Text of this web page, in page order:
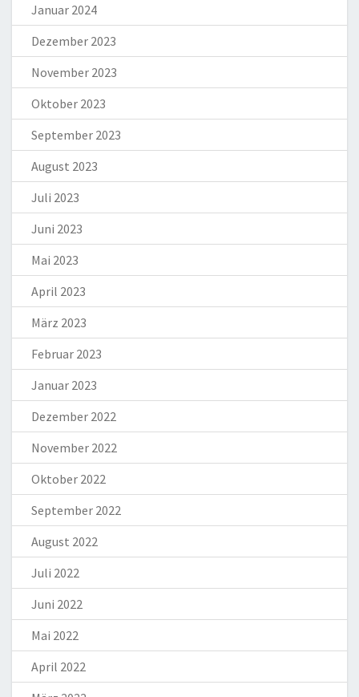
Januar 2024
Dezember 2023
November 2023
Oktober 2023
September 2023
August 2023
Juli 2023
Juni 2023
Mai 2023
April 2023
März 2023
Februar 2023
Januar 2023
Dezember 2022
November 2022
Oktober 2022
September 2022
August 2022
Juli 2022
Juni 2022
Mai 2022
April 2022